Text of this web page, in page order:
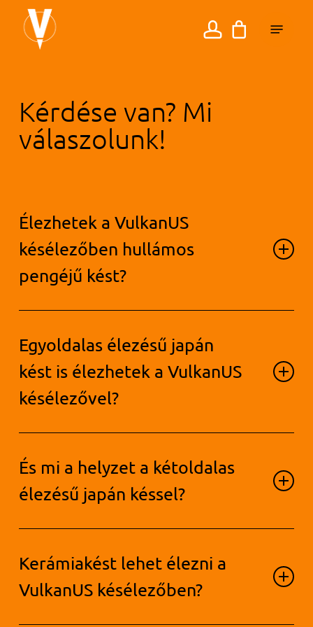
számla
Kérdése van? Mi
válaszolunk!
Élezhetek a VulkanUS
késélezőben hullámos
pengéjű kést?
vízszintesen és fordítsa a penge
élezett oldalával az élezőbetét
felé.
Egyoldalas élezésű japán
kést is élezhetek a VulkanUS
késélezővel?
ugyanaz, mint a hullámos pengéjű
kés esetében.
És mi a helyzet a kétoldalas
élezésű japán késsel?
klasszikus késeknél alkalmazott
módszertől.
Kerámiakést lehet élezni a
VulkanUS késélezőben?